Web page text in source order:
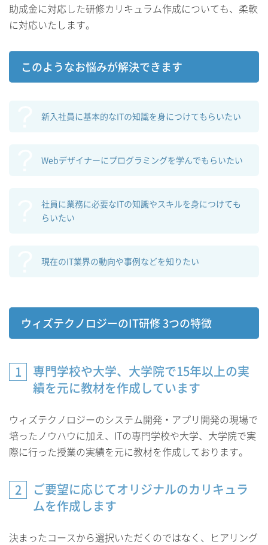
助成金に対応した研修カリキュラム作成についても、柔軟
に対応いたします。
このようなお悩みが解決できます
新入社員に基本的なITの知識を身につけてもらいたい
Webデザイナーにプログラミングを学んでもらいたい
社員に業務に必要なITの知識やスキルを身につけても
らいたい
現在のIT業界の動向や事例などを知りたい
ウィズテクノロジーのIT研修 3つの特徴
1
専門学校や大学、大学院で15年以上の実
績を元に教材を作成しています
ウィズテクノロジーのシステム開発・アプリ開発の現場で
培ったノウハウに加え、ITの専門学校や大学、大学院で実
際に行った授業の実績を元に教材を作成しております。
2
ご要望に応じてオリジナルのカリキュラ
ムを作成します
決まったコースから選択いただくのではなく、ヒアリング